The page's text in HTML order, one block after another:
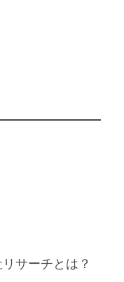
レンジプロテ
えておくべき
サーチとは？